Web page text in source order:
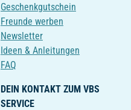
Geschenkgutschein
Freunde werben
Newsletter
Ideen & Anleitungen
FAQ
DEIN KONTAKT ZUM VBS
SERVICE